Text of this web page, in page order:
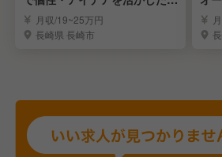
イーツを！
月収/19~25万円
長崎県 長崎市
フ